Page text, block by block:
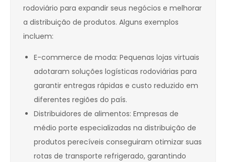
rodoviário para expandir seus negócios e melhorar
a distribuição de produtos. Alguns exemplos
incluem:
E-commerce de moda: Pequenas lojas virtuais
adotaram soluções logísticas rodoviárias para
garantir entregas rápidas e custo reduzido em
diferentes regiões do país.
Distribuidores de alimentos: Empresas de
médio porte especializadas na distribuição de
produtos perecíveis conseguiram otimizar suas
rotas de transporte refrigerado, garantindo